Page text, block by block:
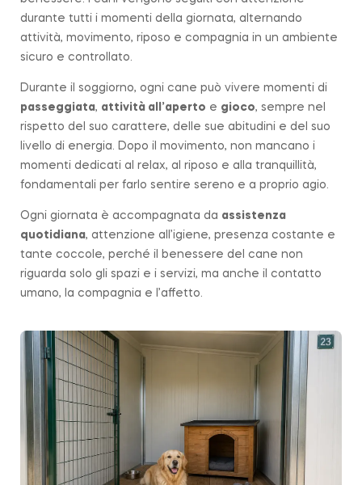
durante tutti i momenti della giornata, alternando
attività, movimento, riposo e compagnia in un ambiente
sicuro e controllato.
Durante il soggiorno, ogni cane può vivere momenti di
passeggiata, attività all’aperto e gioco, sempre nel
rispetto del suo carattere, delle sue abitudini e del suo
livello di energia. Dopo il movimento, non mancano i
momenti dedicati al relax, al riposo e alla tranquillità,
fondamentali per farlo sentire sereno e a proprio agio.
Ogni giornata è accompagnata da assistenza
quotidiana, attenzione all’igiene, presenza costante e
tante coccole, perché il benessere del cane non
riguarda solo gli spazi e i servizi, ma anche il contatto
umano, la compagnia e l’affetto.